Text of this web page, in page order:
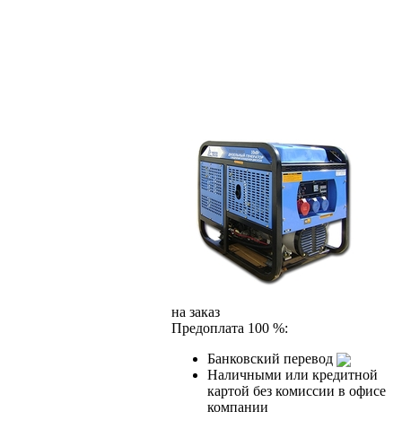
на заказ
Предоплата 100 %:
Банковский перевод
Наличными или кредитной
картой без комиссии в офисе
компании